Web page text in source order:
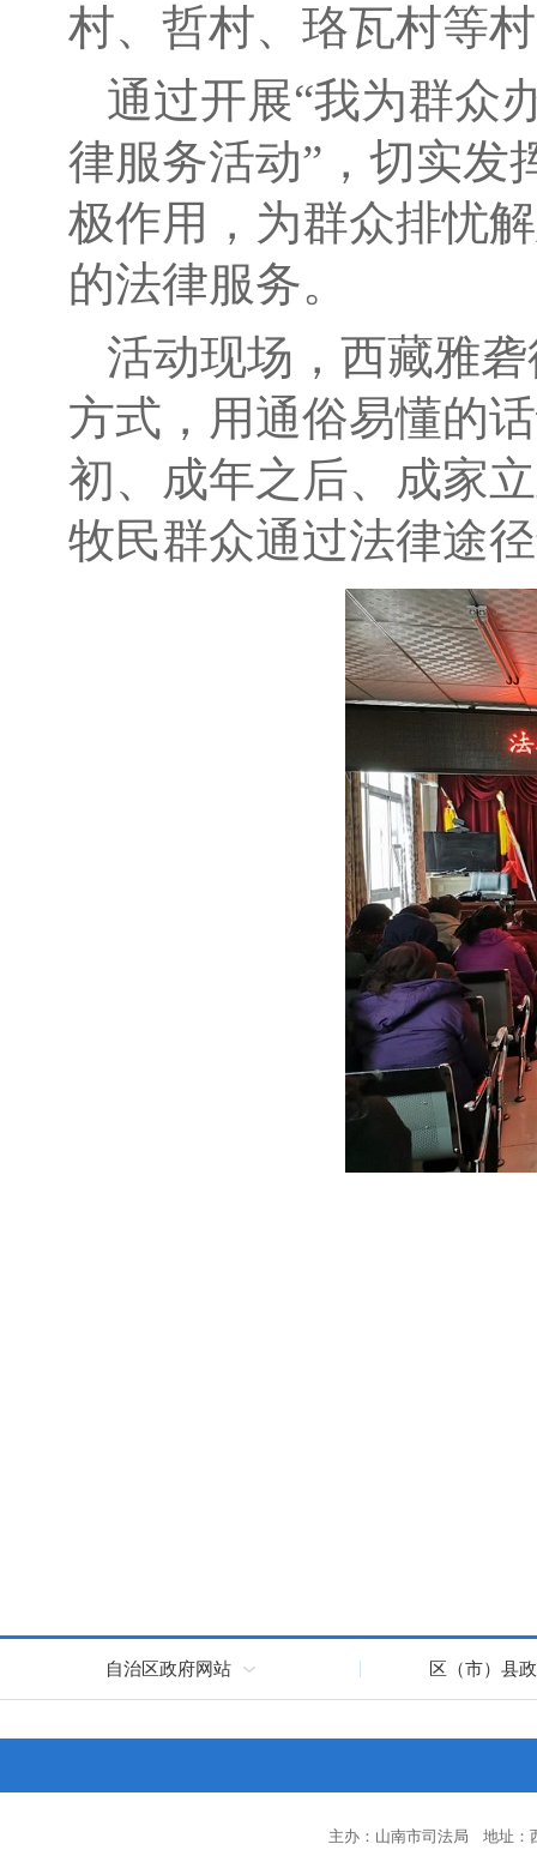
村、哲村、珞瓦村等
通过开展“我为群众
律服务活动”，切实发
极作用，为群众排忧
的法律服务。
活动现场，西藏雅
方式，用通俗易懂的
初、成年之后、成家
牧民群众通过法律途
自治区政府网站 区（市）县
主办：山南市司法局 地址：